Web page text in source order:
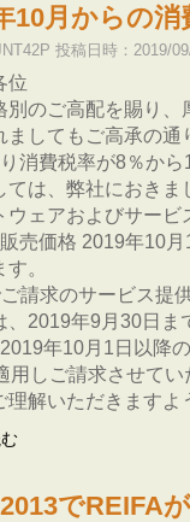
10月からの
投稿日時：2019/
位
別のご高配を賜り
ましてもご高承の
消費税率が8％か
ては、弊社におき
ウェアおよびサー
売価格 2019年10
。
請求のサービス提
、2019年9月30日ま
年10月1日以降
用しご請求させて
理解いただきます
でREIFA